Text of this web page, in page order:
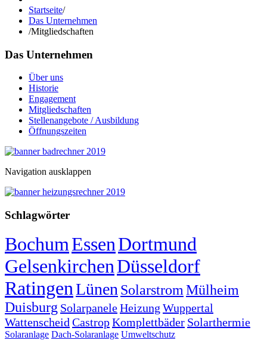
Startseite/
Das Unternehmen
/Mitgliedschaften
Das Unternehmen
Über uns
Historie
Engagement
Mitgliedschaften
Stellenangebote / Ausbildung
Öffnungszeiten
Navigation ausklappen
Schlagwörter
BochumEssenDortmund
GelsenkirchenDüsseldorf
RatingenLünen Solarstrom Mülheim
Duisburg SolarpaneleHeizung Wuppertal
Wattenscheid CastropKomplettbäder Solarthermie
Solaranlage Dach-Solaranlage Umweltschutz